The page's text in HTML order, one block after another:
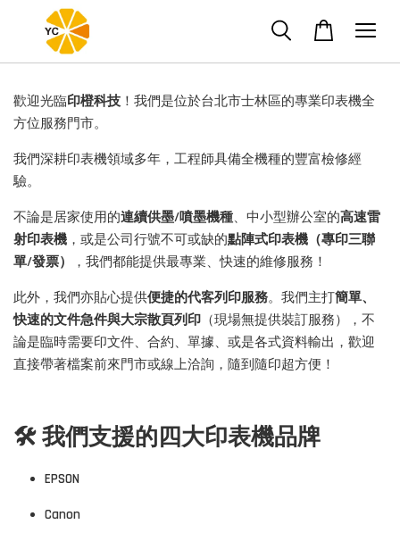
歡迎光臨印橙科技！我們是位於台北市士林區的專業印表機全
方位服務門市。
我們深耕印表機領域多年，工程師具備全機種的豐富檢修經
驗。
不論是居家使用的連續供墨/噴墨機種、中小型辦公室的高速雷
射印表機 ，或是公司行號不可或缺的點陣式印表機（專印三聯
單/發票）
，我們都能提供最專業、快速的維修服務！
此外，我們亦貼心提供便捷的代客列印服務。我們主打簡單、
快速的文件急件與大宗散頁列印 （現場無提供裝訂服務），不
論是臨時需要印文件、合約、單據、或是各式資料輸出，歡迎
直接帶著檔案前來門市或線上洽詢，隨到隨印超方便！
🛠️ 我們支援的四大印表機品牌
EPSON
Canon